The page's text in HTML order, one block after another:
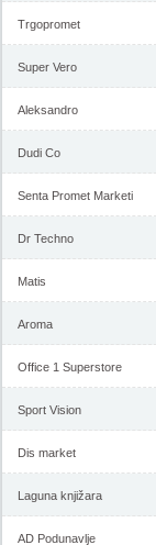
-istekla akcija-
Trgopromet
Super Vero
Aleksandro
Dudi Co
Senta Promet Marketi
Dr Techno
Matis
Aroma
Office 1 Superstore
Sport Vision
Dis market
Laguna knjižara
AD Podunavlje